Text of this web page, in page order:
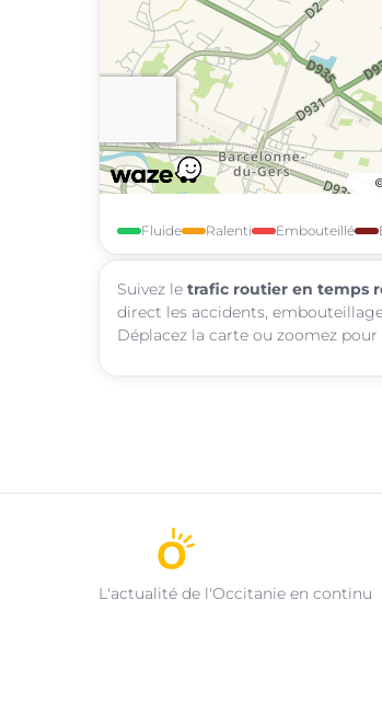
Fluide Ralenti Embouteillé
Suivez le trafic routier en temps
direct les accidents,
Déplacez la carte ou zoomez
L'actualité de l'Occitanie en continu